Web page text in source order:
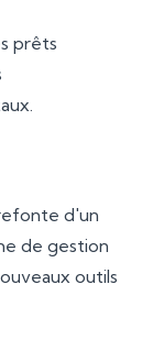
prêts
d'un
de gestion
outils